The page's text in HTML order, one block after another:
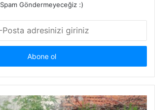
Spam Göndermeyeceğiz :)